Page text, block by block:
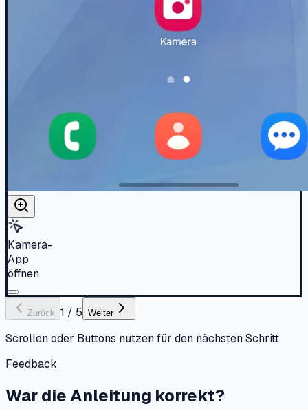
Kamera-
App
öffnen
Zurück 1 / 5 Weiter
Scrollen oder Buttons nutzen für den nächsten Schritt
Feedback
War die Anleitung korrekt?